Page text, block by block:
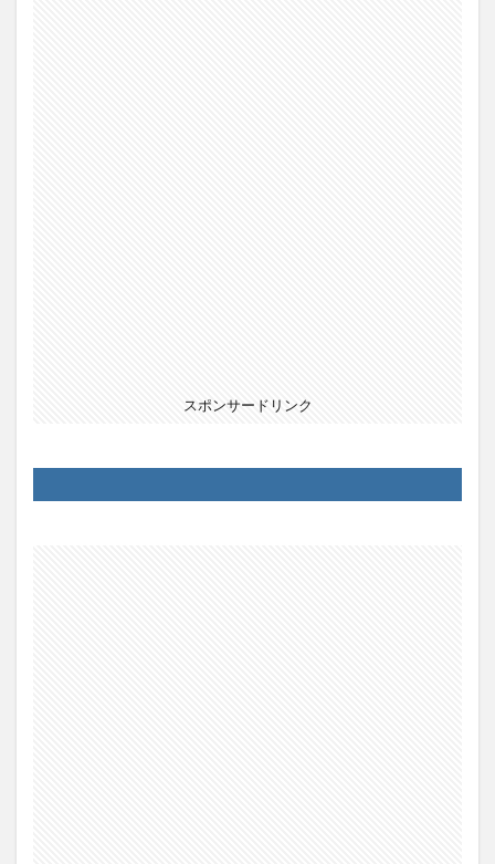
スポンサードリンク